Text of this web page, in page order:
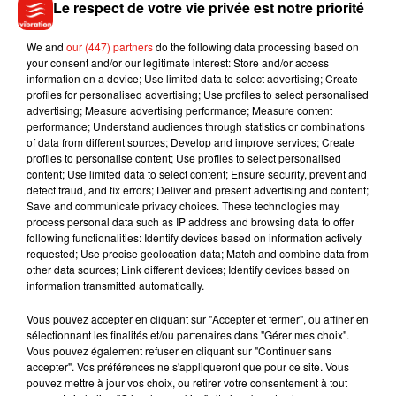
le choix … Je te donne des leçons de conduite si tu veux».
Le respect de votre vie privée est notre priorité
We and our (447) partnersdo the following data processing based on
your consent and/or our legitimate interest: Store and/or access
information on a device; Use limited data to select advertising; Create
profiles for personalised advertising; Use profiles to select personalised
advertising; Measure advertising performance; Measure content
performance; Understand audiences through statistics or combinations
of data from different sources; Develop and improve services; Create
profiles to personalise content; Use profiles to select personalised
content; Use limited data to select content; Ensure security, prevent and
detect fraud, and fix errors; Deliver and present advertising and content;
Save and communicate privacy choices. These technologies may
process personal data such as IP address and browsing data to offer
following functionalities: Identify devices based on information actively
requested; Use precise geolocation data; Match and combine data from
other data sources; Link different devices; Identify devices based on
information transmitted automatically.
Vous pouvez accepter en cliquant sur "Accepter et fermer", ou affiner en
sélectionnant les finalités et/ou partenaires dans "Gérer mes choix".
Vous pouvez également refuser en cliquant sur "Continuer sans
accepter". Vos préférences ne s'appliqueront que pour ce site. Vous
pouvez mettre à jour vos choix, ou retirer votre consentement à tout